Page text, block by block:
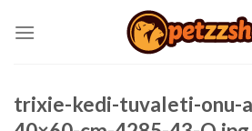
trixie-kedi-tuvaleti-onu-